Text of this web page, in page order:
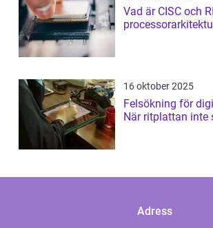
Vad är CISC och
16 oktober 2025
Felsökning för
När ritplattan inte
Adress